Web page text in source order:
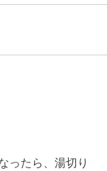
ったら、湯切り